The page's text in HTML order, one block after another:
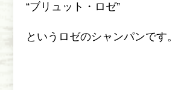
“ブリュット・ロゼ”
というロゼのシャンパンです。